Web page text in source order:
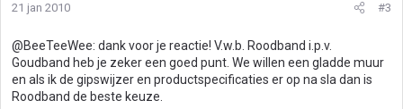
21 jan 2010 #3
@BeeTeeWee: dank voor je reactie! V.w.b. Roodband i.p.v.
Goudband heb je zeker een goed punt. We willen een gladde muur
en als ik de gipswijzer en productspecificaties er op na sla dan is
Roodband de beste keuze.